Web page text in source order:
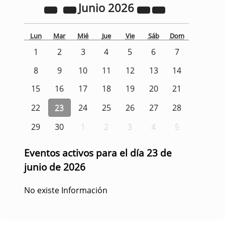
Junio 2026
Lun Mar Mié Jue Vie Sáb Dom
1 2 3 4 5 6
7
8
9 10 11 12 13
14
15
16 17 18 19 20
21
22
23 24 25 26 27
28
29
30 1 2 3 4 5
Eventos activos para el día 23 de
junio de 2026
No existe Información